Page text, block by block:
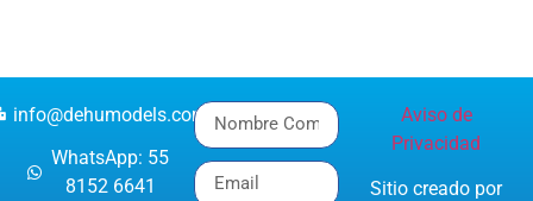
info@dehumodels.com
WhatsApp: 55
8152 6641
Aviso de
Privacidad
Sitio creado por